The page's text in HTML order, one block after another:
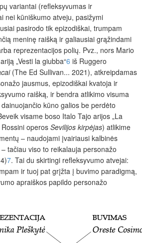
variantai (refleksyvumas ir
nei kūniškumo atveju, pasižymi
pasirodo tik epizodiškai, trumpam
meninę raišką ir galiausiai grąžindami
reprezentacijos polių. Pvz., nors Mario
„Vesti la giubba“6 iš Ruggero
(The Ed Sullivan... 2021), atkreipdamas
jausmus, epizodiškai kvatoja ir
raišką, ir bendra atlikimo visuma
kūno galios be perdėto
visame boso Italo Tajo arijos „La
operos Sevilijos kirpėjas) atlikime
– naudojami įvairiausi kalbinės
tačiau viso to reikalauja personažo
7. Tai du skirtingi refleksyvumo atvejai:
ir tuoj pat grįžta į buvimo paradigmą,
apraiškos papildo personažo